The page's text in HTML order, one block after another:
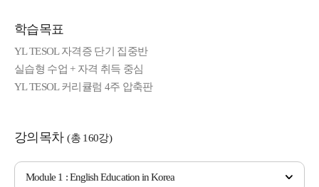
학습목표
YL TESOL 자격증 단기 집중반
실습형 수업 + 자격 취득 중심
YL TESOL 커리큘럼 4주 압축판
강의목차 (총 160강)
Module 1 : English Education in Korea